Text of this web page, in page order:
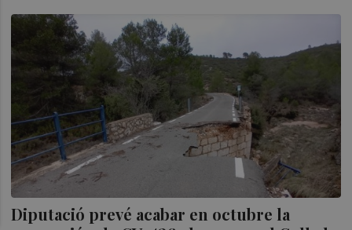
Diputació prevé acabar en octubre la